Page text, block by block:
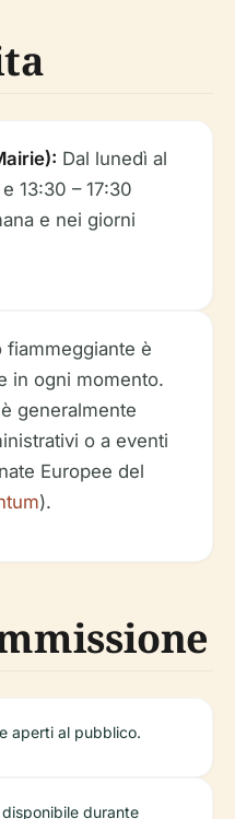
Dal lunedì al
13:30 – 17:30
e nei giorni
fiammeggiante è
in ogni momento.
generalmente
o a eventi
Europee del
).
aperti al pubblico.
durante